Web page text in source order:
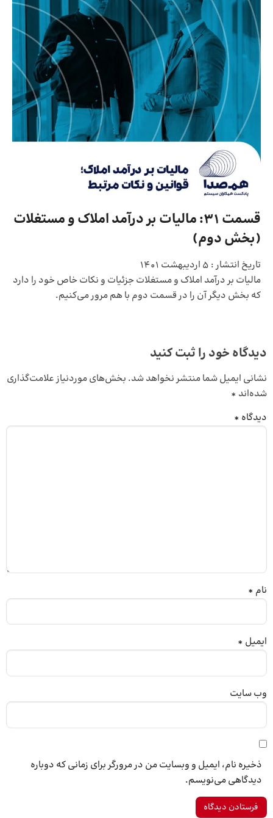
قسمت 31: مالیات بر درآمد املاک و مستغلات
(بخش دوم)
تاریخ انتشار : 5 اردیبهشت 1401
مالیات بر درآمد املاک و مستغلات جزئیات و نکات خاص خود را دارد
که بخش دیگر آن را در قسمت دوم با هم مرور می‌کنیم.
دیدگاه خود را ثبت کنید
نشانی ایمیل شما منتشر نخواهد شد. بخش‌های موردنیاز علامت‌گذاری
شده‌اند *
دیدگاه *
نام *
ایمیل *
وب‌ سایت
ذخیره نام، ایمیل و وبسایت من در مرورگر برای زمانی که دوباره
دیدگاهی می‌نویسم.